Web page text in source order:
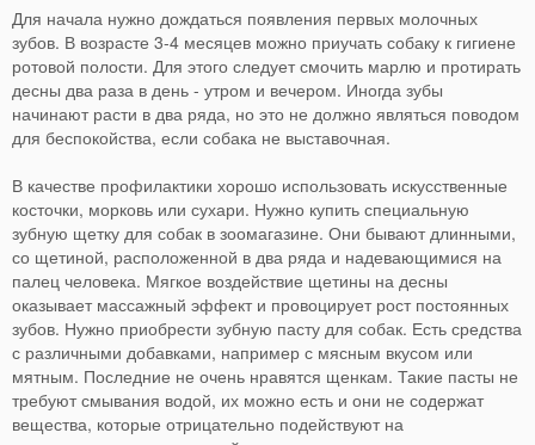
Для начала нужно дождаться появления первых молочных
зубов. В возрасте 3-4 месяцев можно приучать собаку к гигиене
ротовой полости. Для этого следует смочить марлю и протирать
десны два раза в день - утром и вечером. Иногда зубы
начинают расти в два ряда, но это не должно являться поводом
для беспокойства, если собака не выставочная.
В качестве профилактики хорошо использовать искусственные
косточки, морковь или сухари. Нужно купить специальную
зубную щетку для собак в зоомагазине. Они бывают длинными,
со щетиной, расположенной в два ряда и надевающимися на
палец человека. Мягкое воздействие щетины на десны
оказывает массажный эффект и провоцирует рост постоянных
зубов. Нужно приобрести зубную пасту для собак. Есть средства
с различными добавками, например с мясным вкусом или
мятным. Последние не очень нравятся щенкам. Такие пасты не
требуют смывания водой, их можно есть и они не содержат
вещества, которые отрицательно подействуют на